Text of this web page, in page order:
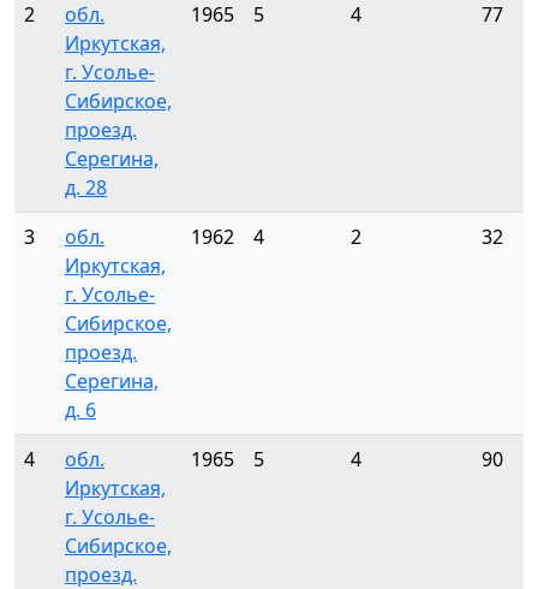
2
обл.
Иркутская,
г. Усолье-
Сибирское,
проезд.
Серегина,
д. 28
1965 5 4 77
3
обл.
Иркутская,
г. Усолье-
Сибирское,
проезд.
Серегина,
д. 6
1962 4 2 32
4
обл.
Иркутская,
г. Усолье-
Сибирское,
проезд.
1965 5 4 90